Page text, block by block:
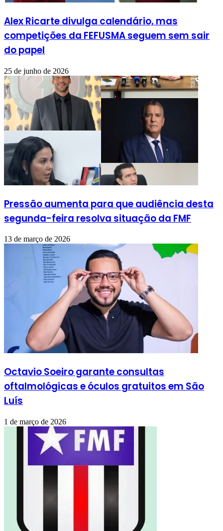
Alex Ricarte divulga calendário, mas
competições da FEFUSMA seguem sem sair
do papel
25 de junho de 2026
Pressão aumenta para que audiência desta
segunda-feira resolva situação da FMF
13 de março de 2026
Octavio Soeiro garante consultas
oftalmológicas e óculos gratuitos em São
Luís
1 de março de 2026